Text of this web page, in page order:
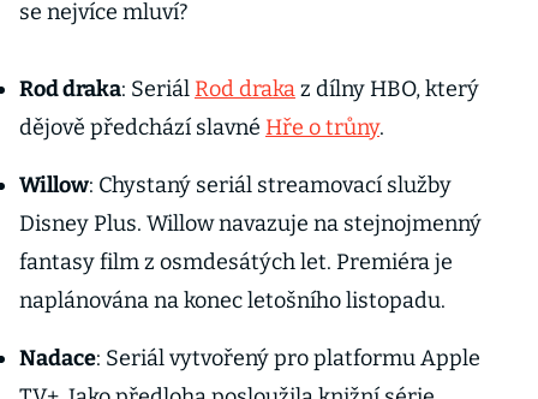
se nejvíce mluví?
Rod draka: Seriál Rod drakaz dílny HBO, který
dějově předchází slavné Hře o trůny.
Willow: Chystaný seriál streamovací služby
Disney Plus. Willow navazuje na stejnojmenný
fantasy film z osmdesátých let. Premiéra je
naplánována na konec letošního listopadu.
Nadace: Seriál vytvořený pro platformu Apple